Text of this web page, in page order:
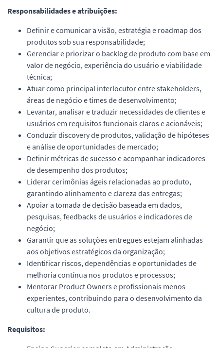
Responsabilidades e atribuições:
Definir e comunicar a visão, estratégia e roadmap dos
produtos sob sua responsabilidade;
Gerenciar e priorizar o backlog de produto com base em
valor de negócio, experiência do usuário e viabilidade
técnica;
Atuar como principal interlocutor entre stakeholders,
áreas de negócio e times de desenvolvimento;
Levantar, analisar e traduzir necessidades de clientes e
usuários em requisitos funcionais claros e acionáveis;
Conduzir discovery de produtos, validação de hipóteses
e análise de oportunidades de mercado;
Definir métricas de sucesso e acompanhar indicadores
de desempenho dos produtos;
Liderar cerimônias ágeis relacionadas ao produto,
garantindo alinhamento e clareza das entregas;
Apoiar a tomada de decisão baseada em dados,
pesquisas, feedbacks de usuários e indicadores de
negócio;
Garantir que as soluções entregues estejam alinhadas
aos objetivos estratégicos da organização;
Identificar riscos, dependências e oportunidades de
melhoria contínua nos produtos e processos;
Mentorar Product Owners e profissionais menos
experientes, contribuindo para o desenvolvimento da
cultura de produto.
Requisitos: